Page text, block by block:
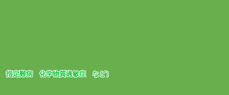
指定難病 化学物質過敏症 など）